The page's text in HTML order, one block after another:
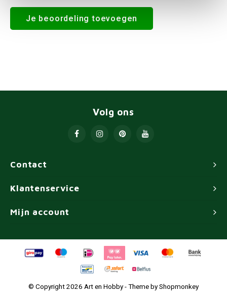
Je beoordeling toevoegen
Contact
Volg ons
Klantenservice
Mijn account
© Copyright 2026 Art en Hobby - Theme byShopmonkey